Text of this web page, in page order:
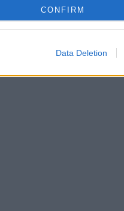
CONFIRM
Data Deletion